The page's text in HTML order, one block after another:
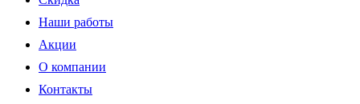
Наши работы
Акции
О компании
Контакты